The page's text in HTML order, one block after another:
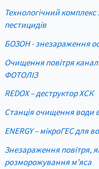
Технологічний
пестицидів
БОЗОН - знезараження
Очищення повітря
ФОТОЛІЗ
REDOX – деструктор ХСК
Станція очищення води
ENERGY – мікроГЕС для
Знезараження повітря,
розморожування м’яса